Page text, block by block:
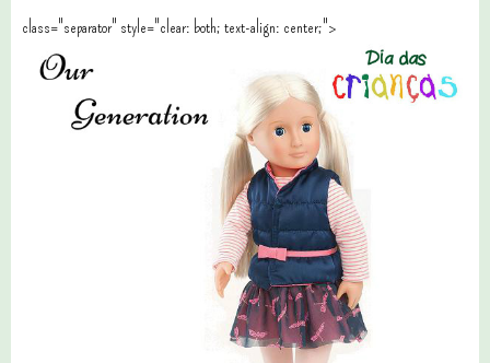
class="separator" style="clear: both; text-align: center;">